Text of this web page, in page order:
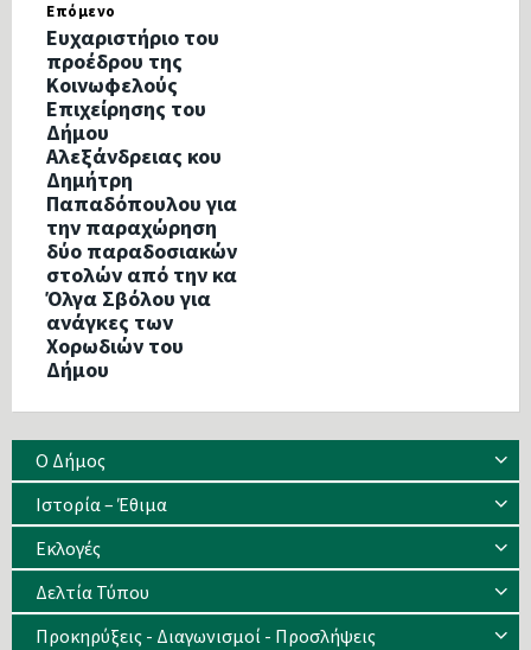
Επόμενο
Ευχαριστήριο του
προέδρου της
Κοινωφελούς
Επιχείρησης του
Δήμου
Αλεξάνδρειας κου
Δημήτρη
Παπαδόπουλου για
την παραχώρηση
δύο παραδοσιακών
στολών από την κα
Όλγα Σβόλου για
ανάγκες των
Χορωδιών του
Δήμου
Ο Δήμος
Ιστορία – Έθιμα
Eκλογές
Δελτία Τύπου
Προκηρύξεις - Διαγωνισμοί - Προσλήψεις